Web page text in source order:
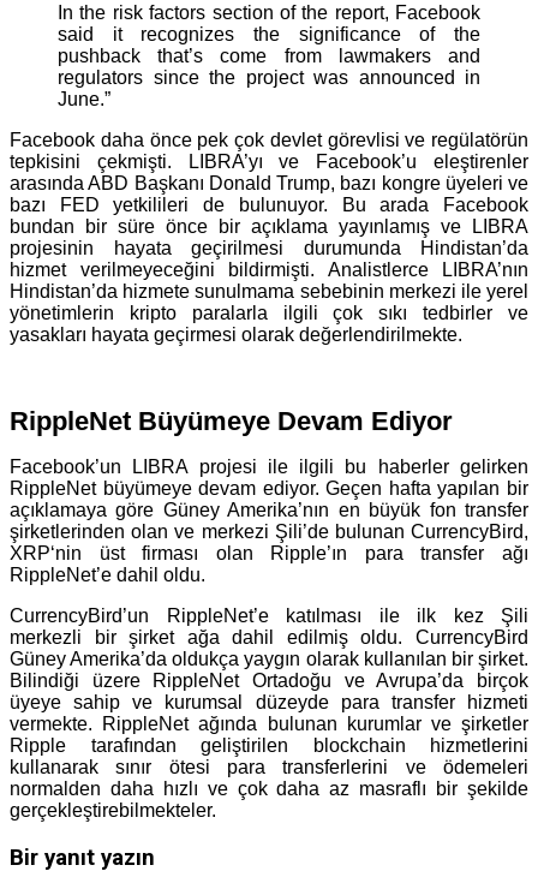
In the risk factors section of the report, Facebook
said it recognizes the significance of the
pushback that’s come from lawmakers and
regulators since the project was announced in
June.”
Facebook daha önce pek çok devlet görevlisi ve regülatörün
tepkisini çekmişti. LIBRA’yı ve Facebook’u eleştirenler
arasında ABD Başkanı Donald Trump, bazı kongre üyeleri ve
bazı FED yetkilileri de bulunuyor. Bu arada Facebook
bundan bir süre önce bir açıklama yayınlamış ve LIBRA
projesinin hayata geçirilmesi durumunda Hindistan’da
hizmet verilmeyeceğini bildirmişti. Analistlerce LIBRA’nın
Hindistan’da hizmete sunulmama sebebinin merkezi ile yerel
yönetimlerin kripto paralarla ilgili çok sıkı tedbirler ve
yasakları hayata geçirmesi olarak değerlendirilmekte.
RippleNet Büyümeye Devam Ediyor
Facebook’un LIBRA projesi ile ilgili bu haberler gelirken
RippleNet büyümeye devam ediyor. Geçen hafta yapılan bir
açıklamaya göre Güney Amerika’nın en büyük fon transfer
şirketlerinden olan ve merkezi Şili’de bulunan CurrencyBird,
XRP‘nin üst firması olan Ripple’ın para transfer ağı
RippleNet’e dahil oldu.
CurrencyBird’un RippleNet’e katılması ile ilk kez Şili
merkezli bir şirket ağa dahil edilmiş oldu. CurrencyBird
Güney Amerika’da oldukça yaygın olarak kullanılan bir şirket.
Bilindiği üzere RippleNet Ortadoğu ve Avrupa’da birçok
üyeye sahip ve kurumsal düzeyde para transfer hizmeti
vermekte. RippleNet ağında bulunan kurumlar ve şirketler
Ripple tarafından geliştirilen blockchain hizmetlerini
kullanarak sınır ötesi para transferlerini ve ödemeleri
normalden daha hızlı ve çok daha az masraflı bir şekilde
gerçekleştirebilmekteler.
Bir yanıt yazın